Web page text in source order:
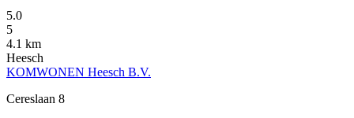
5.0
5
4.1 km
Heesch
KOMWONEN Heesch B.V.
Cereslaan 8